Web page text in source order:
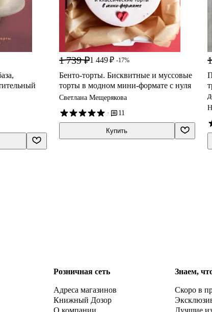
1 739 ₽1 449 ₽ -17%
Бенто-торты. Бисквитные и муссовые
торты в модном мини-формате с нуля
Светлана Мещерякова
·
11
Купить
Розничная сеть
Адреса магазинов
Книжный Дозор
О компании
Знаем,
Скоро в
Лучшие